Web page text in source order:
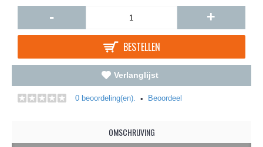
- +
BESTELLEN
Verlanglijst
0 beoordeling(en). • Beoordeel
OMSCHRIJVING